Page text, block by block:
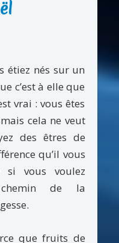
étiez nés sur un
c’est à elle que
vrai : vous êtes
cela ne veut
des êtres de
qu’il vous
si vous voulez
de la
que fruits de